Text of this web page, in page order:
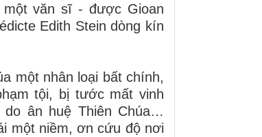
văn sĩ - được Gioan
Edith Stein dòng kín
một nhân loại bất chính,
tội, bị tước mất vinh
do ân huệ Thiên Chúa…
một niềm, ơn cứu độ nơi